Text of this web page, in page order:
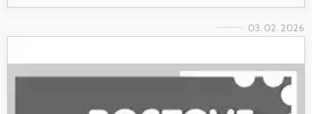
03. 02. 2026